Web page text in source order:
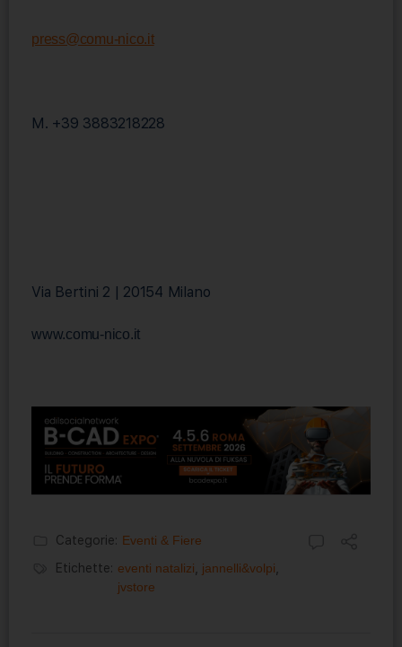
press@comu-nico.it
M. +39 3883218228
Via Bertini 2 | 20154 Milano
www.comu-nico.it
Categorie: Eventi & Fiere
Etichette: eventi natalizi jannelli&volpi
jvstore